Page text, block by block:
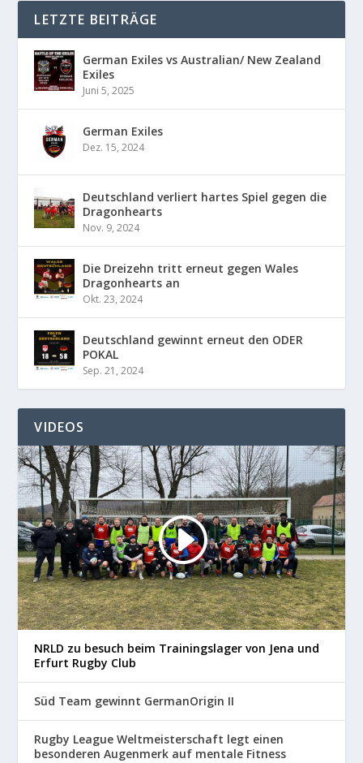
LETZTE BEITRÄGE
German Exiles vs Australian/ New Zealand
Exiles
Juni 5, 2025
German Exiles
Dez. 15, 2024
Deutschland verliert hartes Spiel gegen die
Dragonhearts
Nov. 9, 2024
Die Dreizehn tritt erneut gegen Wales
Dragonhearts an
Okt. 23, 2024
Deutschland gewinnt erneut den ODER
POKAL
Sep. 21, 2024
VIDEOS
NRLD zu besuch beim Trainingslager von Jena und
Erfurt Rugby Club
Süd Team gewinnt GermanOrigin II
Rugby League Weltmeisterschaft legt einen
besonderen Augenmerk auf mentale Fitness